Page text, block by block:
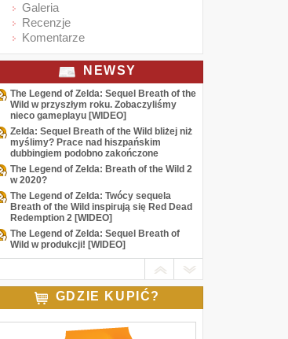
Galeria
Recenzje
Komentarze
NEWSY
The Legend of Zelda: Sequel Breath of the
Wild w przyszłym roku. Zobaczyliśmy
nieco gameplayu [WIDEO]
Zelda: Sequel Breath of the Wild bliżej niż
myślimy? Prace nad hiszpańskim
dubbingiem podobno zakończone
The Legend of Zelda: Breath of the Wild 2
w 2020?
The Legend of Zelda: Twócy sequela
Breath of the Wild inspirują się Red Dead
Redemption 2 [WIDEO]
The Legend of Zelda: Sequel Breath of
Wild w produkcji! [WIDEO]
GDZIE KUPIĆ?